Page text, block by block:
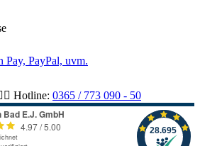
Pay, PayPal, uvm.
Hotline: 0365 / 773 090 - 50